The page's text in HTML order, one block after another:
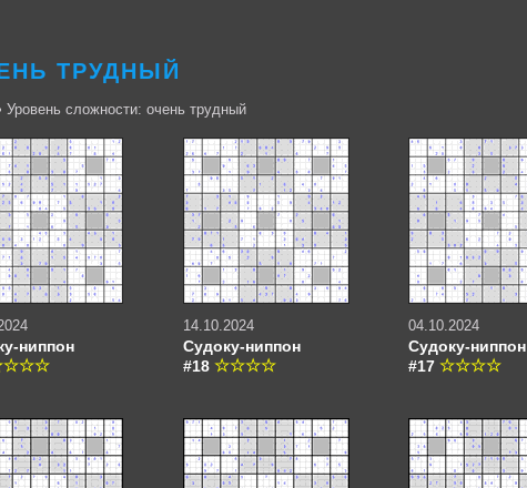
ТРУДНЫЙ
сложности: очень трудный
ниппон
14.10.2024
Судоку-ниппон
#18
04.10.2024
Судоку-ниппон
#17